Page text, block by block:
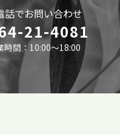
話でお問い合わせ
21-4081
時間：10:00～18:00